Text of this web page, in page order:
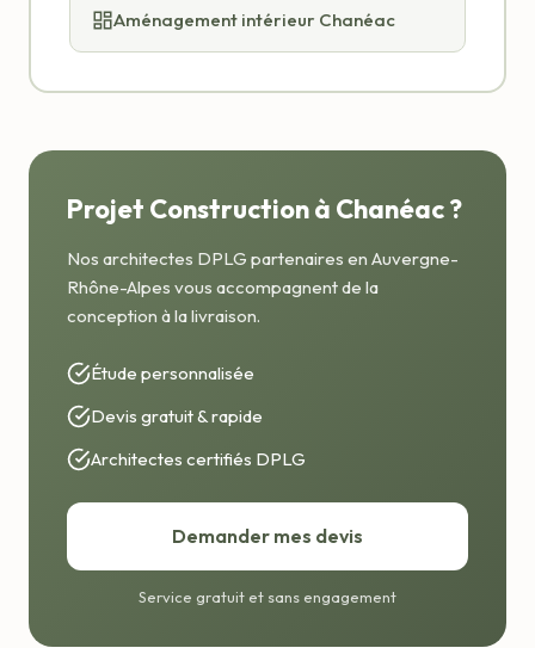
Aménagement intérieur Chanéac
Projet Construction à Chanéac ?
Nos architectes DPLG partenaires en Auvergne-
Rhône-Alpes vous accompagnent de la
conception à la livraison.
Étude personnalisée
Devis gratuit & rapide
Architectes certifiés DPLG
Demander mes devis
Service gratuit et sans engagement